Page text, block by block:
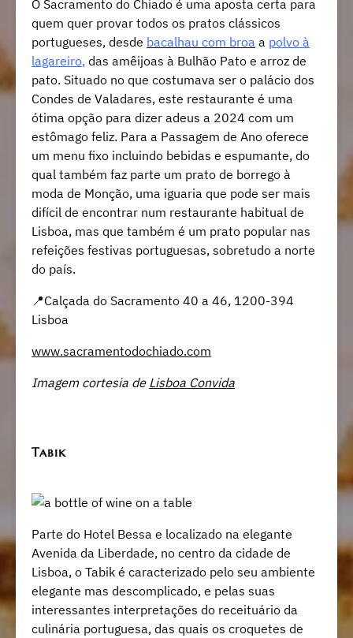
O Sacramento do Chiado é uma aposta certa para
quem quer provar todos os pratos clássicos
portugueses, desde bacalhau com broa a polvo à
lagareiro, das amêijoas à Bulhão Pato e arroz de
pato. Situado no que costumava ser o palácio dos
Condes de Valadares, este restaurante é uma
ótima opção para dizer adeus a 2024 com um
estômago feliz. Para a Passagem de Ano oferece
um menu fixo incluindo bebidas e espumante, do
qual também faz parte um prato de borrego à
moda de Monção, uma iguaria que pode ser mais
difícil de encontrar num restaurante habitual de
Lisboa, mas que também é um prato popular nas
refeições festivas portuguesas, sobretudo a norte
do país.
📍Calçada do Sacramento 40 a 46, 1200-394
Lisboa
www.sacramentodochiado.com
Imagem cortesia de Lisboa Convida
Tabik
Parte do Hotel Bessa e localizado na elegante
Avenida da Liberdade, no centro da cidade de
Lisboa, o Tabik é caracterizado pelo seu ambiente
elegante mas descomplicado, e pelas suas
interessantes interpretações do receituário da
culinária portuguesa, das quais os croquetes de